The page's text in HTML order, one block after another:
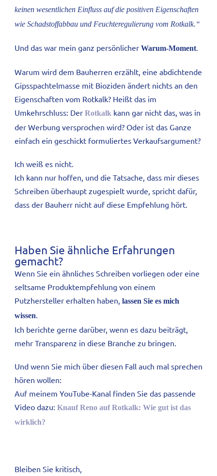
keinen wesentlichen Einfluss auf die positiven Eigenschaften
wie Schadstoffabbau und Feuchteregulierung vom Rotkalk.“
Und das war mein ganz persönlicher Warum-Moment.
Warum wird dem Bauherren erzählt, eine abdichtende
Gipsspachtelmasse mit Bioziden ändert nichts an den
Eigenschaften vom Rotkalk? Heißt das im
Umkehrschluss: Der Rotkalk kann gar nicht das, was in
der Werbung versprochen wird? Oder ist das Ganze
einfach ein geschickt formuliertes Verkaufsargument?
Ich weiß es nicht.
Ich kann nur hoffen, und die Tatsache, dass mir dieses
Schreiben überhaupt zugespielt wurde, spricht dafür,
dass der Bauherr nicht auf diese Empfehlung hört.
Haben Sie ähnliche Erfahrungen
gemacht?
Wenn Sie ein ähnliches Schreiben vorliegen oder eine
seltsame Produktempfehlung von einem
Putzhersteller erhalten haben, lassen Sie es mich
wissen.
Ich berichte gerne darüber, wenn es dazu beiträgt,
mehr Transparenz in diese Branche zu bringen.
Und wenn Sie mich über diesen Fall auch mal sprechen
hören wollen:
Auf meinem YouTube-Kanal finden Sie das passende
Video dazu: Knauf Reno auf Rotkalk: Wie gut ist das
wirklich?
Bleiben Sie kritisch,